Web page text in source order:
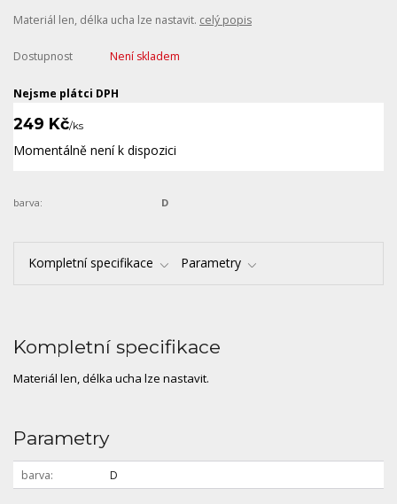
Materiál len, délka ucha lze nastavit. celý popis
Dostupnost Není skladem
Nejsme plátci DPH
249 Kč/ks
Momentálně není k dispozici
barva: D
Kompletní specifikace Parametry
Kompletní specifikace
Materiál len, délka ucha lze nastavit.
Parametry
barva D